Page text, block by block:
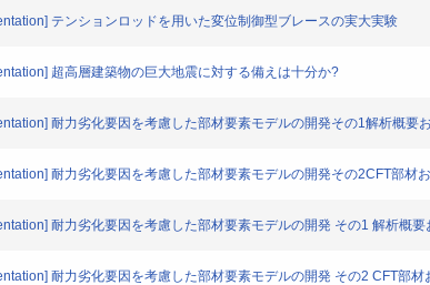
テンションロッドを用いた変位制御型ブレースの実大実験
超高層建築物の巨大地震に対する備えは十分か?
耐力劣化要因を考慮した部材要素モデルの開発その1解析概要
耐力劣化要因を考慮した部材要素モデルの開発その2CFT部材
耐力劣化要因を考慮した部材要素モデルの開発 その1 解析概
耐力劣化要因を考慮した部材要素モデルの開発 その2 CFT部